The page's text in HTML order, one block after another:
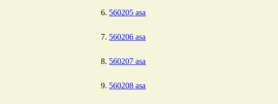
560205 asa
560206 asa
560207 asa
560208 asa